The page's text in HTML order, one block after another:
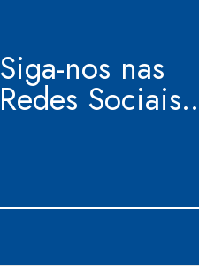
Siga-nos nas
Redes